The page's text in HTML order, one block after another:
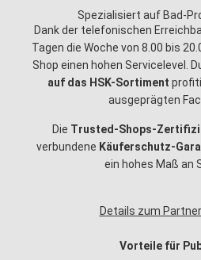
Spezialisiert auf Bad-
Dank der telefonischen
Tagen die Woche von 8.00 bis
Shop einen hohen Servicelevel.
auf das HSK-Sortiment
ausgeprägten
Die Trusted-Shops-
verbundene Käuferschutz-
ein hohes Maß an
Details zum
Vorteile für